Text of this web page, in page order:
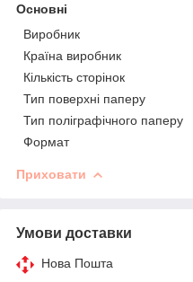
Основні
Виробник
Країна виробник
Кількість сторінок
Тип поверхні паперу
Тип поліграфічного паперу
Формат
Приховати
Умови доставки
Нова Пошта